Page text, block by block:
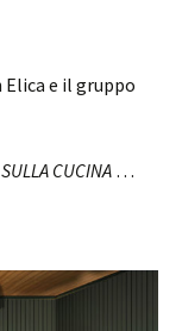
e il gruppo
CUCINA …